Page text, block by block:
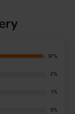
97%
2%
1%
0%